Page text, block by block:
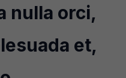
nulla orci,
et,